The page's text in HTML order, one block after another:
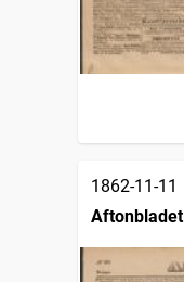
1862-11-11
Aftonbladet